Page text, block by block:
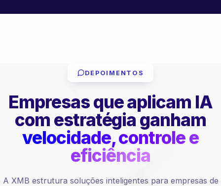
DEPOIMENTOS
Empresas que aplicam IA
com estratégia ganham
velocidade, controle e
eficiência
A XMB estrutura soluções inteligentes para empresas de